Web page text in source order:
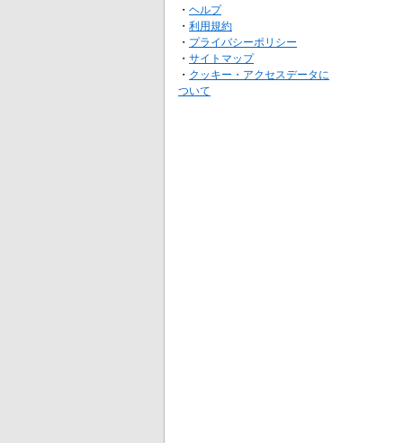
・ ヘルプ
・ 利用規約
・ プライバシーポリシー
・ サイトマップ
・ クッキー・アクセスデータに
ついて